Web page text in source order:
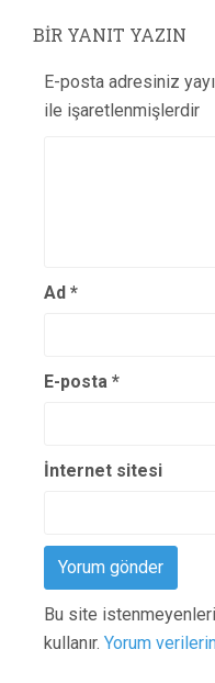
BIR YANIT YAZIN
E-posta adresiniz
ile işaretlenmişlerdir
Ad *
E-posta *
İnternet sitesi
Bu site
kullanır. Yorum